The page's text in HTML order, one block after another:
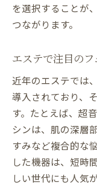
を選択することが
つながります。
エステで注目の
近年のエステでは
導入されており、
す。たとえば、超
シンは、肌の深層
すみなど複合的な
した機器は、短時
しい世代にも人気